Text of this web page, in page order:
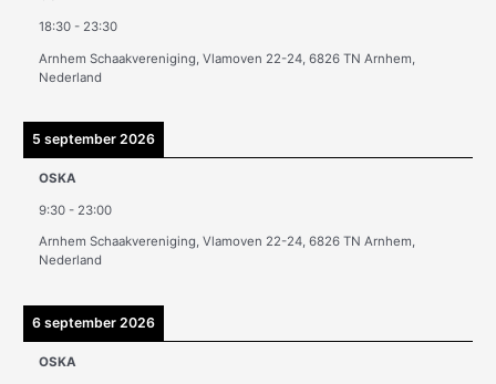
18:30 - 23:30
Arnhem Schaakvereniging, Vlamoven 22-24, 6826 TN Arnhem,
Nederland
5 september 2026
OSKA
9:30 - 23:00
Arnhem Schaakvereniging, Vlamoven 22-24, 6826 TN Arnhem,
Nederland
6 september 2026
OSKA